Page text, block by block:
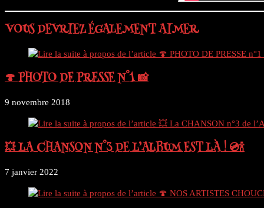
VOUS DEVRIEZ ÉGALEMENT AIMER
🍄 PHOTO DE PRESSE N°1 📸
9 novembre 2018
💥 LA CHANSON N°3 DE L’ALBUM EST LÀ ! 💿🍾
7 janvier 2022